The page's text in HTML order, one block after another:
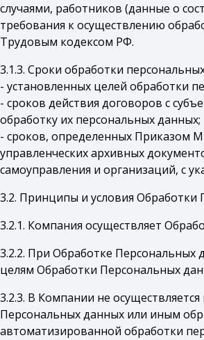
случаями, работников (данные о
требования к осуществлению
Трудовым кодексом РФ.
3.1.3. Сроки обработки
- установленных целей обработки
- сроков действия договоров с
обработку их персональных данных;
- сроков, определенных Приказом
управленческих архивных
самоуправления и организаций, с
3.2. Принципы и условия
3.2.1. Компания осуществляет
3.2.2. При Обработке Персональных
целям Обработки Персональных
3.2.3. В Компании не
Персональных данных или иным
автоматизированной обработки